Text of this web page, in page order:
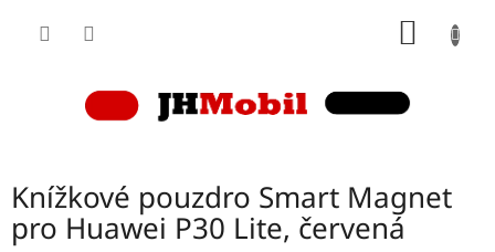
Knížkové pouzdro Smart Magnet
pro Huawei P30 Lite, červená